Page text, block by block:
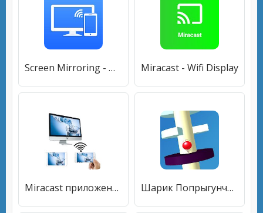
Screen Mirroring - Miracast for android to TV Miracast - Wifi Display
Miracast приложение для Android на ТВ Шарик Попрыгунчик - Rise On Top